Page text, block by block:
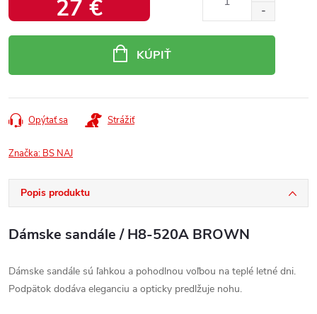
27 €
KÚPIŤ
Opýtať sa Strážiť
Značka: BS NAJ
Popis produktu
Dámske sandále / H8-520A BROWN
Dámske sandále sú ľahkou a pohodlnou voľbou na teplé letné dni.
Podpätok dodáva eleganciu a opticky predlžuje nohu.